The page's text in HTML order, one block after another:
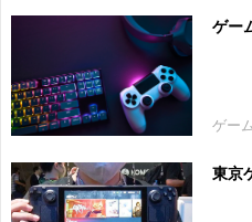
ゲー
ゲー
東京